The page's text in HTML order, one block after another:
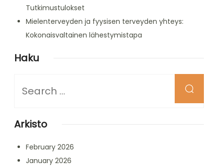
Tutkimustulokset
Mielenterveyden ja fyysisen terveyden yhteys:
Kokonaisvaltainen lähestymistapa
Haku
for
Arkisto
February 2026
January 2026